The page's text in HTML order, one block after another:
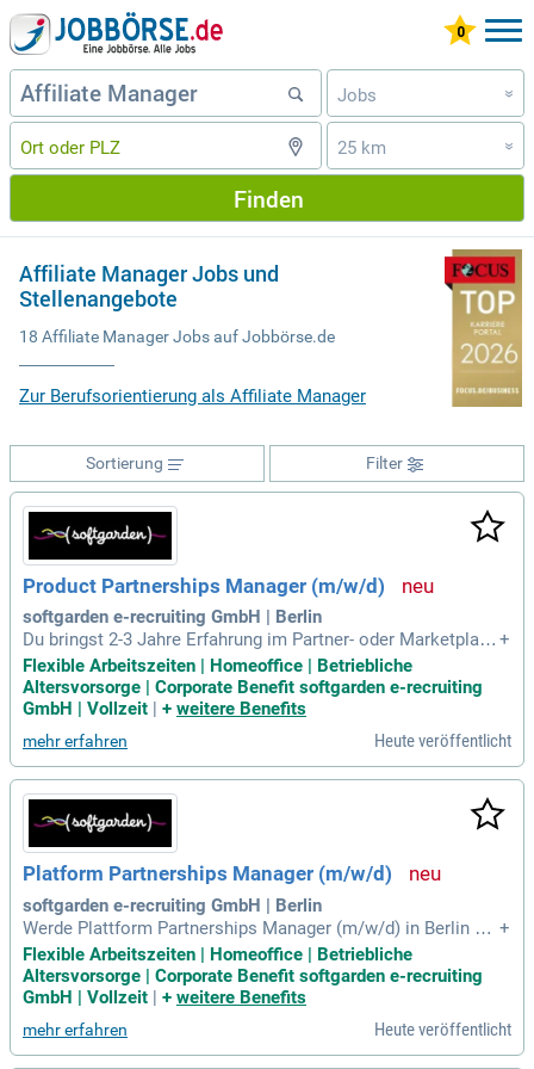
Jobs »
25 km »
Finden
Affiliate Manager Jobs und
Stellenangebote
18 Affiliate Manager Jobs auf Jobbörse.de
Zur Berufsorientierung als Affiliate Manager
Filter
Sortierung
Product Partnerships Manager (m/w/d)
softgarden e-recruiting GmbH | Berlin
Du bringst 2-3 Jahre Erfahrung im Partner- oder Marketplace
Management mit, idealerweise im HR-Tech- oder Recruiting-
Umfeld. Dein gutes Marktverständnis hilft dir, relevante Part
ner und Integrationen für unsere Kunden zu identifizieren. Du
Verbindung zwischen Reichweite und Performance. Mit dein
em kommerziellen Gespür verstehst du Konditionen und Par
tnerpotenziale. Erfahrung in der KPI-basierten Partnersteuer
ung ermöglicht es dir, aus Performance-Daten sinnvolle Ma
ßnahmen abzuleiten. Zudem bist du motiviert, AI-Tools zur
Prozessoptimierung zu nutzen und verschiedene Stakeholde
r effektiv zu koordinieren und Projekte voranzubringen.
+
Flexible Arbeitszeiten | Homeoffice | Betriebliche
Altersvorsorge | Corporate Benefit softgarden e-recruiting
GmbH | Vollzeit
+ weitere Benefits
mehr erfahren Heute veröffentlicht
Platform Partnerships Manager (m/w/d)
softgarden e-recruiting GmbH | Berlin
Werde Plattform Partnerships Manager (m/w/d) in Berlin un
d entwickle innovative Partnerschaften! Unser einzigartiges
Bewerbermanagementsystem verbindet eine hauseigene Me
dia-Agentur und eröffnet spannende Möglichkeiten im DAC
nd identifizierst neue Potenziale für die Leadgenerierung. Di
ese Rolle erfordert Kreativität und strategisches Denken, u
+
Flexible Arbeitszeiten | Homeoffice | Betriebliche
Altersvorsorge | Corporate Benefit softgarden e-recruiting
GmbH | Vollzeit | + weitere Benefits
mehr erfahren Heute veröffentlicht